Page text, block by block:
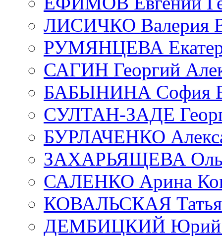
ЛИСИЧКО Валерия
РУМЯНЦЕВА
САГИН Георгий
БАБЫНИНА София
СУЛТАН-ЗАДЕ
БУРЛАЧЕНКО
ЗАХАРЬЯЩЕВА
САЛЕНКО Арина
КОВАЛЬСКАЯ
ДЕМБИЦКИЙ Юрий